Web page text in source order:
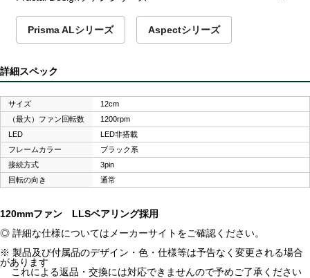
Prisma ALシリーズ Aspectシリーズ
詳細スペック
サイズ
12cm
（最大）ファン回転数
1200rpm
LED
LED非搭載
フレームカラー
ブラック系
接続方式
3pin
回転の向き
通常
120mmファン LLSベアリング採用
◎ 詳細な仕様についてはメーカーサイトをご確認ください。
※ 製品及び付属品のデザイン・色・仕様等は予告なく変更される場合
があります
これによる返品・交換には対応できませんので予めご了承ください